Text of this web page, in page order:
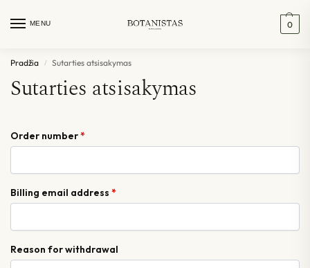
MENU 0
Pradžia / Sutarties atsisakymas
Sutarties atsisakymas
Order number*
Billing email address *
Reason for withdrawal